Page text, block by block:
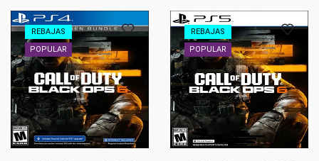
page
REBAJAS
POPULAR
REBAJAS
POPULAR